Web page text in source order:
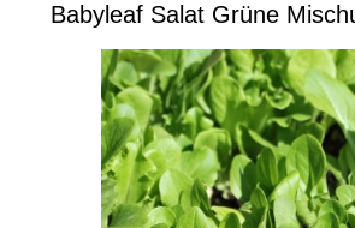
Babyleaf Salat Grüne